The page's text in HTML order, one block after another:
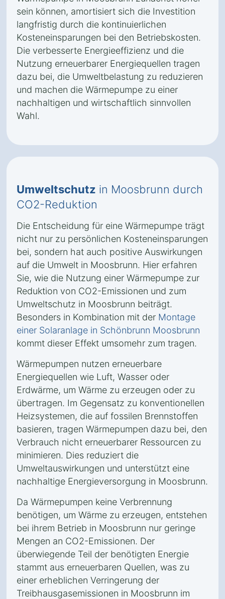
sein können, amortisiert sich die Investition
langfristig durch die kontinuierlichen
Kosteneinsparungen bei den Betriebskosten.
Die verbesserte Energieeffizienz und die
Nutzung erneuerbarer Energiequellen tragen
dazu bei, die Umweltbelastung zu reduzieren
und machen die Wärmepumpe zu einer
nachhaltigen und wirtschaftlich sinnvollen
Wahl.
Umweltschutz in Moosbrunn durch
CO2-Reduktion
Die Entscheidung für eine Wärmepumpe trägt
nicht nur zu persönlichen Kosteneinsparungen
bei, sondern hat auch positive Auswirkungen
auf die Umwelt in Moosbrunn. Hier erfahren
Sie, wie die Nutzung einer Wärmepumpe zur
Reduktion von CO2-Emissionen und zum
Umweltschutz in Moosbrunn beiträgt.
Besonders in Kombination mit der Montage
einer Solaranlage in Schönbrunn Moosbrunn
kommt dieser Effekt umsomehr zum tragen.
Wärmepumpen nutzen erneuerbare
Energiequellen wie Luft, Wasser oder
Erdwärme, um Wärme zu erzeugen oder zu
übertragen. Im Gegensatz zu konventionellen
Heizsystemen, die auf fossilen Brennstoffen
basieren, tragen Wärmepumpen dazu bei, den
Verbrauch nicht erneuerbarer Ressourcen zu
minimieren. Dies reduziert die
Umweltauswirkungen und unterstützt eine
nachhaltige Energieversorgung in Moosbrunn.
Da Wärmepumpen keine Verbrennung
benötigen, um Wärme zu erzeugen, entstehen
bei ihrem Betrieb in Moosbrunn nur geringe
Mengen an CO2-Emissionen. Der
überwiegende Teil der benötigten Energie
stammt aus erneuerbaren Quellen, was zu
einer erheblichen Verringerung der
Treibhausgasemissionen in Moosbrunn im